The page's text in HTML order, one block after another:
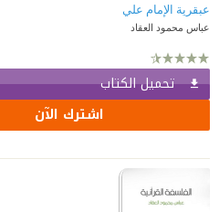
عبقرية الإمام علي
عباس محمود العقاد
تحميل الكتاب
اشترك الآن